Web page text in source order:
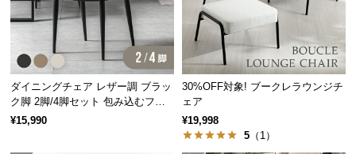
て
お
客
ダイニングチェア レザー調 ブラッ
ク脚 2脚/4脚セット 包み込むフォ
ルム
¥15,990
30%OFF対象! ブークレラウンジチ
ェア
¥19,998
5 （1）